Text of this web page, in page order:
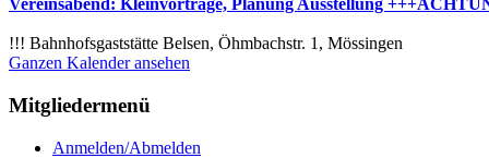
Vereinsabend: Kleinvorträge, Planung Ausstellung
!!! Bahnhofsgaststätte Belsen, Öhmbachstr. 1, Mössingen
Ganzen Kalender ansehen
Mitgliedermenü
Anmelden/Abmelden